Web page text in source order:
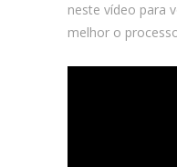
neste vídeo para
melhor o